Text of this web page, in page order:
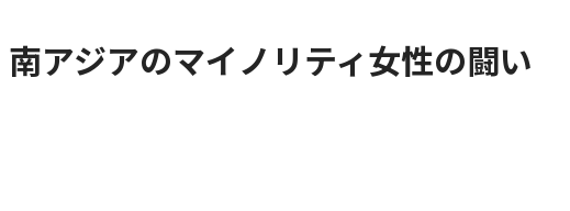
南アジアのマイノリティ女性の闘い